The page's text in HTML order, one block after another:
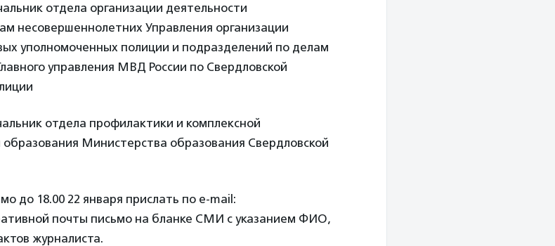
отдела организации деятельности
несовершеннолетних Управления организации
уполномоченных полиции и подразделений по делам
управления МВД России по Свердловской
отдела профилактики и комплексной
Министерства образования Свердловской
до 18.00 22 января прислать по e-mail:
почты письмо на бланке СМИ с указанием ФИО,
журналиста.